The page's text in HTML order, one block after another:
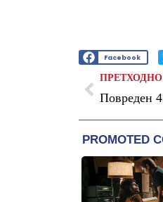
Facebook
ПРЕТХОДНО